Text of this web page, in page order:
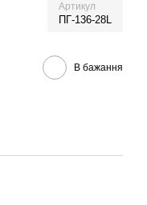
Артикул
ПГ-136-28L
В бажання